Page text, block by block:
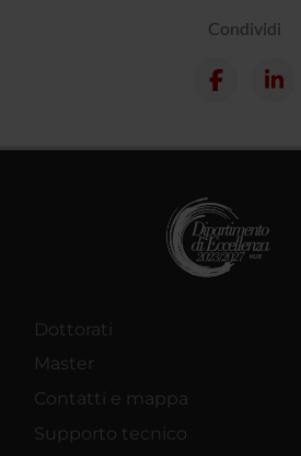
Condividi
Dottorati
Master
Contatti e mappa
Supporto tecnico